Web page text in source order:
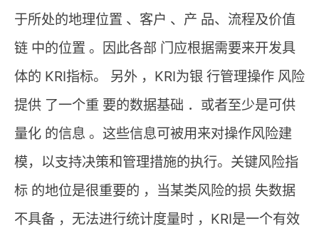
于所处的地理位置 、客户 、产 品、流程及价值
链 中的位置 。因此各部 门应根据需要来开发具
体的 KRI指标。 另外 ，KRI为银 行管理操作 风险
提供 了一个重 要的数据基础 ．或者至少是可供
量化 的信息 。这些信息可被用来对操作风险建
模，以支持决策和管理措施的执行。关键风险指
标 的地位是很重要的 ，当某类风险的损 失数据
不具备 ，无法进行统计度量时 ，KRI是一个有效